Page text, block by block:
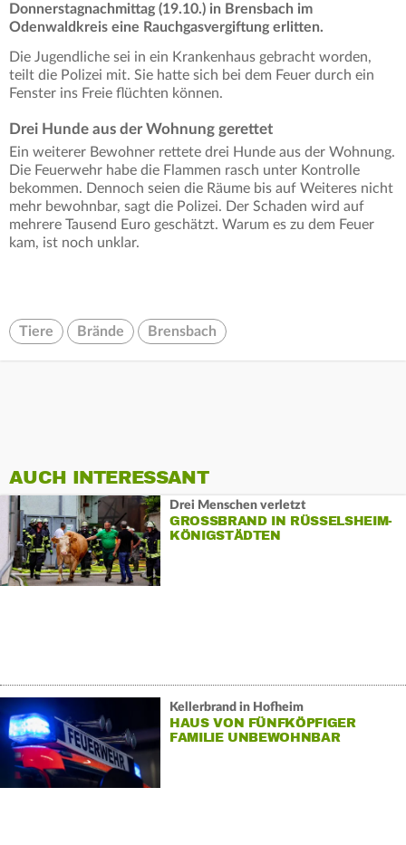
Donnerstagnachmittag (19.10.) in Brensbach im
Odenwaldkreis eine Rauchgasvergiftung erlitten.
Die Jugendliche sei in ein Krankenhaus gebracht worden,
teilt die Polizei mit. Sie hatte sich bei dem Feuer durch ein
Fenster ins Freie flüchten können.
Drei Hunde aus der Wohnung gerettet
Ein weiterer Bewohner rettete drei Hunde aus der Wohnung.
Die Feuerwehr habe die Flammen rasch unter Kontrolle
bekommen. Dennoch seien die Räume bis auf Weiteres nicht
mehr bewohnbar, sagt die Polizei. Der Schaden wird auf
mehrere Tausend Euro geschätzt. Warum es zu dem Feuer
kam, ist noch unklar.
Tiere Brände Brensbach
AUCH INTERESSANT
Drei Menschen verletzt
GROSSBRAND IN RÜSSELSHEIM-K
ÖNIGSTÄDTEN
Kellerbrand in Hofheim
HAUS VON FÜNFKÖPFIGER
FAMILIE UNBEWOHNBAR